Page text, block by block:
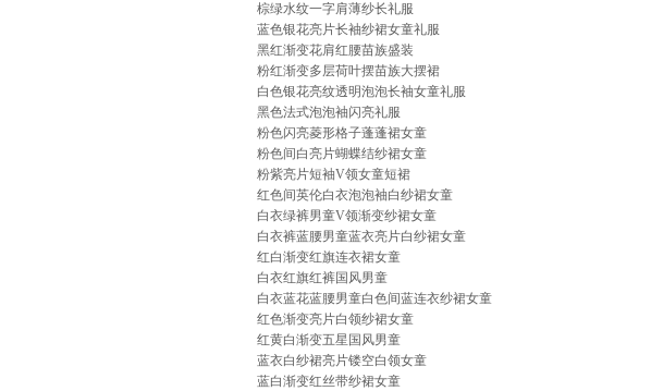
棕绿水纹一字肩薄纱长礼服
蓝色银花亮片长袖纱裙女童礼服
黑红渐变花肩红腰苗族盛装
粉红渐变多层荷叶摆苗族大摆裙
白色银花亮纹透明泡泡长袖女童礼服
黑色法式泡泡袖闪亮礼服
粉色闪亮菱形格子蓬蓬裙女童
粉色间白亮片蝴蝶结纱裙女童
粉紫亮片短袖V领女童短裙
红色间英伦白衣泡泡袖白纱裙女童
白衣绿裤男童V领渐变纱裙女童
白衣裤蓝腰男童蓝衣亮片白纱裙女童
红白渐变红旗连衣裙女童
白衣红旗红裤国风男童
白衣蓝花蓝腰男童白色间蓝连衣纱裙女童
红色渐变亮片白领纱裙女童
红黄白渐变五星国风男童
蓝衣白纱裙亮片镂空白领女童
蓝白渐变红丝带纱裙女童